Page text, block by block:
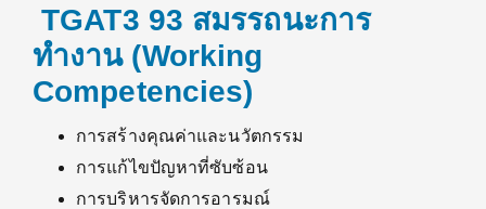
TGAT3 93 สมรรถนะการ
ทำงาน (Working
Competencies)
การสร้างคุณค่าและนวัตกรรม
การแก้ไขปัญหาที่ซับซ้อน
การบริหารจัดการอารมณ์